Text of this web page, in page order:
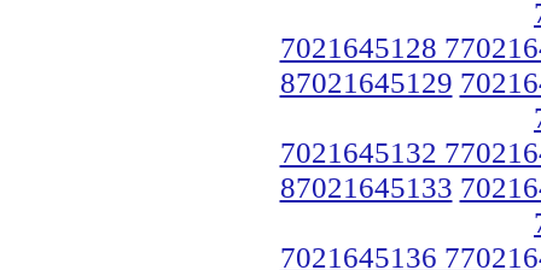
7021645128
87021645129
7021645132
87021645133
7021645136